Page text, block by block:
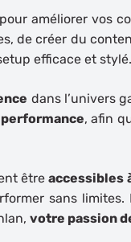
améliorer vos
de créer du
efficace et stylé.
dans l’univers
performance, afin
êtreaccessibles
sans limites.
votre passion